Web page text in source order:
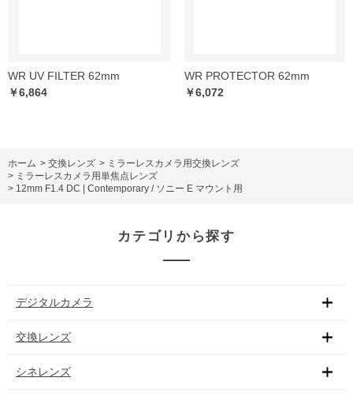
WR UV FILTER 62mm
￥6,864
WR PROTECTOR 62mm
￥6,072
ホーム > 交換レンズ > ミラーレスカメラ用交換レンズ
> ミラーレスカメラ用単焦点レンズ
> 12mm F1.4 DC | Contemporary / ソニー E マウント用
カテゴリから探す
デジタルカメラ
交換レンズ
シネレンズ